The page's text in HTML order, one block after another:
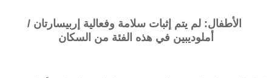
الأطفال: لم يتم إثبات سلامة وفعالية إربيسارتان /
أملوديبين في هذه الفئة من السكان